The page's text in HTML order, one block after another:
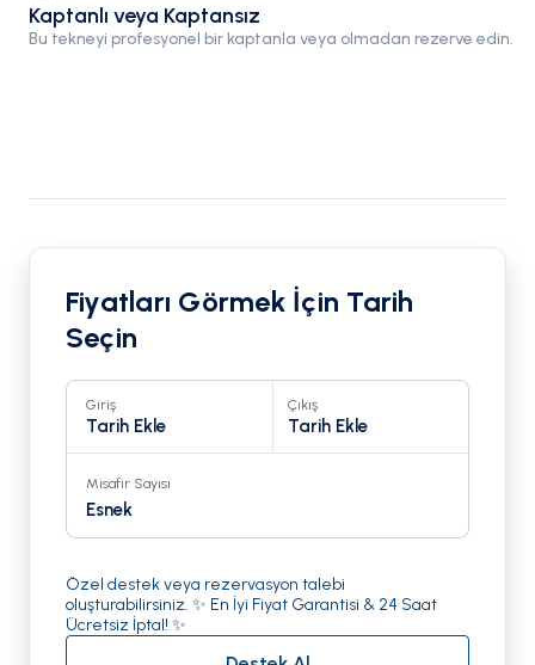
Kaptanlı veya Kaptansız
Bu tekneyi profesyonel bir kaptanla veya olmadan rezerve edin.
Fiyatları Görmek İçin Tarih
Seçin
Giriş
Tarih Ekle
Çıkış
Tarih Ekle
Misafir Sayısı
Esnek
Özel destek veya rezervasyon talebi
oluşturabilirsiniz. ✨ En İyi Fiyat Garantisi & 24 Saat
Ücretsiz İptal! ✨